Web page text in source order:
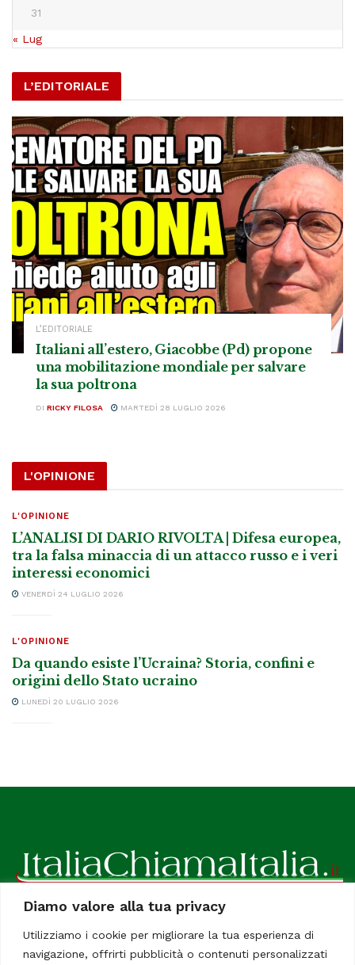
Diamo valore alla tua privacy
Utilizziamo i cookie per migliorare la tua esperienza di
navigazione, offrirti pubblicità o contenuti personalizzati
31
« Lug
L’EDITORIALE
L’EDITORIALE
Italiani all’estero, Giacobbe (Pd) propone
una mobilitazione mondiale per salvare
la sua poltrona
DI RICKY FILOSA MARTEDÌ 28 LUGLIO 2026
L'OPINIONE
L'OPINIONE
L’ANALISI DI DARIO RIVOLTA | Difesa europea,
tra la falsa minaccia di un attacco russo e i veri
interessi economici
VENERDÌ 24 LUGLIO 2026
L'OPINIONE
Da quando esiste l’Ucraina? Storia, confini e
origini dello Stato ucraino
LUNEDÌ 20 LUGLIO 2026
ItaliaChiamaItalia, il TUO quotidiano online preferito.
Dedicato in particolare a tutti gli italiani residenti all'estero.